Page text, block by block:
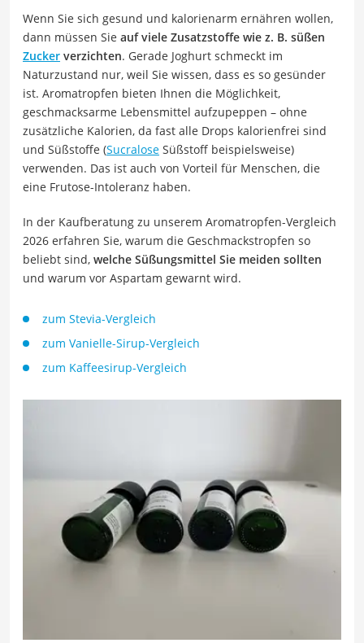
Wenn Sie sich gesund und kalorienarm ernähren wollen,
dann müssen Sie auf viele Zusatzstoffe wie z. B. süßen
Zucker verzichten. Gerade Joghurt schmeckt im
Naturzustand nur, weil Sie wissen, dass es so gesünder
ist. Aromatropfen bieten Ihnen die Möglichkeit,
geschmacksarme Lebensmittel aufzupeppen – ohne
zusätzliche Kalorien, da fast alle Drops kalorienfrei sind
und Süßstoffe (Sucralose Süßstoff beispielsweise)
verwenden. Das ist auch von Vorteil für Menschen, die
eine Frutose-Intoleranz haben.
In der Kaufberatung zu unserem Aromatropfen-Vergleich
2026 erfahren Sie, warum die Geschmackstropfen so
beliebt sind, welche Süßungsmittel Sie meiden sollten
und warum vor Aspartam gewarnt wird.
zum Stevia-Vergleich
zum Vanielle-Sirup-Vergleich
zum Kaffeesirup-Vergleich